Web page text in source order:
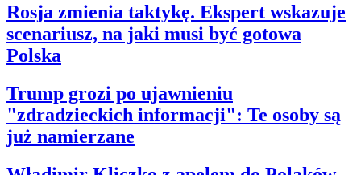
Rosja zmienia taktykę. Ekspert wskazuje
scenariusz, na jaki musi być gotowa
Polska
Trump grozi po ujawnieniu
"zdradzieckich informacji": Te osoby są
już namierzane